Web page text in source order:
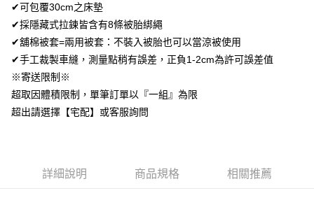
AFTEE先享後付是「在收到商品之後才付款」的支付方式。 讓您購物簡單
便利好安心！
１．簡單：不需註冊會員、不需綁卡、不需儲值。
２．便利：只要手機號碼，簡訊認證，即可結帳。
３．安心：先確認商品／服務後，再付款。
１．於結帳方式選擇「AFTEE先享後付」後，將跳轉至「AFTEE先享後付」
結帳頁面，進行簡訊認證並確認金額後，即可完成結帳。
購買商品的店家。未經商家同意取消之訂單仍視為有效，需透過AFTEE先享
ATM付款
運送方式
全家取貨付款
免運費
付款後全家取貨
每筆NT$60，滿NT$499(含以上)免運費
✔可包覆30cm之床墊
✔採隱藏式拉鍊皆含有8條被胎綁繩
✔舖棉被套=兩用被套：不裝入被胎也可以當涼被使用
✔手工裁製車縫，測量點稍有誤差，正負1-2cm為許可誤差值
※寄送限制※
超取因體積限制，單筆訂單以『一組』為限
超出請選擇【宅配】或客服詢問
詳細說明 商品規格 相關推薦